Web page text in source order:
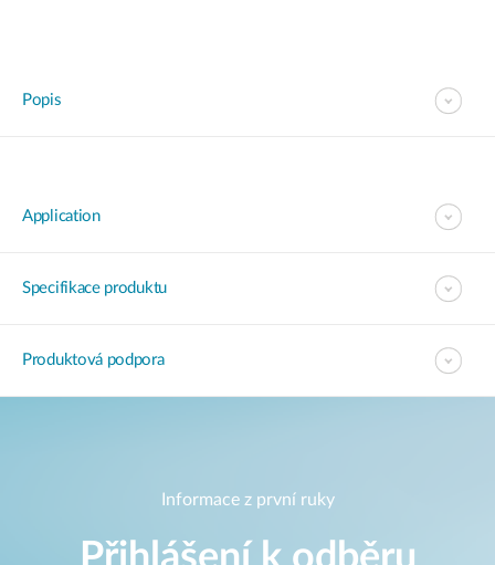
Popis
Application
Specifikace produktu
Produktová podpora
Informace z první ruky